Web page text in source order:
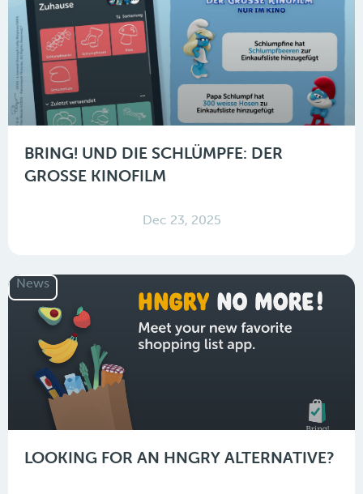
BRING! UND DIE SCHLÜMPFE: DER
GROSSE KINOFILM
Dec 23, 2025
News
LOOKING FOR AN HNGRY ALTERNATIVE?